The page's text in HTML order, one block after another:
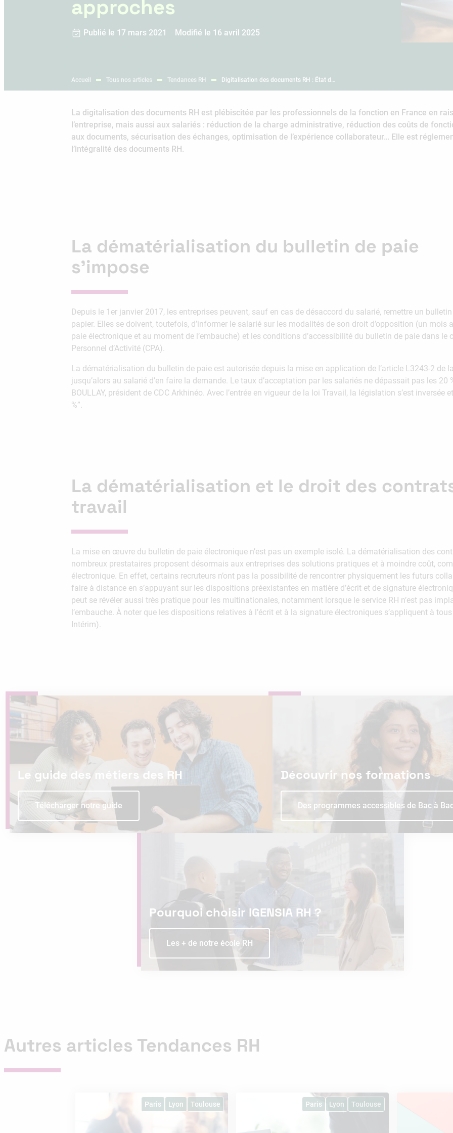
approches
Publié le 17 mars 2021 Modifié le 16 avril 2025
Accueil Tous nos articles Tendances RH Digitalisation des documents RH : État d…
La digitalisation des documents RH est plébiscitée par les professionnels de la fonction en France en
l’entreprise, mais aussi aux salariés : réduction de la charge administrative, réduction des coûts de
aux documents, sécurisation des échanges, optimisation de l’expérience collaborateur… Elle est
l’intégralité des documents RH.
La dématérialisation du bulletin de paie
s’impose
Depuis le 1er janvier 2017, les entreprises peuvent, sauf en cas de désaccord du salarié, remettre un
papier. Elles se doivent, toutefois, d’informer le salarié sur les modalités de son droit d’opposition (un
paie électronique et au moment de l’embauche) et les conditions d’accessibilité du bulletin de paie dans le
Personnel d’Activité (CPA).
La dématérialisation du bulletin de paie est autorisée depuis la mise en application de l’article L3243-2 de
jusqu’alors au salarié d’en faire la demande. Le taux d’acceptation par les salariés ne dépassait pas les 20
BOULLAY, président de CDC Arkhinéo. Avec l’entrée en vigueur de la loi Travail, la législation s’est inversée
%”.
La dématérialisation et le droit des
travail
La mise en œuvre du bulletin de paie électronique n’est pas un exemple isolé. La dématérialisation des
nombreux prestataires proposent désormais aux entreprises des solutions pratiques et à moindre coût,
électronique. En effet, certains recruteurs n’ont pas la possibilité de rencontrer physiquement les futurs
faire à distance en s’appuyant sur les dispositions préexistantes en matière d’écrit et de signature
peut se révéler aussi très pratique pour les multinationales, notamment lorsque le service RH n’est pas
l’embauche. À noter que les dispositions relatives à l’écrit et à la signature électroniques s’appliquent à
Intérim).
Le guide des métiers des RH
Télécharger notre guide
Découvrir nos formations
Des programmes accessibles de Bac à
Pourquoi choisir IGENSIA RH ?
Les + de notre école RH
Autres articles Tendances RH
Paris Lyon Toulouse Paris Lyon Toulouse